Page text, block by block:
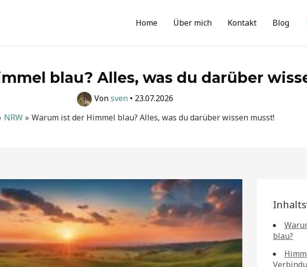
Home Über mich Kontakt Blog
blau? Alles, was du darüber
Vonsven • 23.07.2026
NRW Warum ist der Himmel blau? Alles, was du darüber wissen musst!
blau?